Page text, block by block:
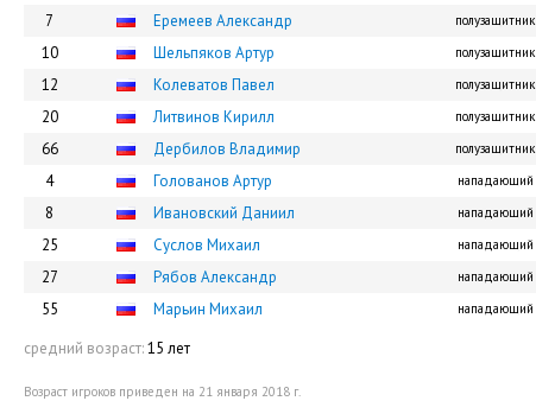
7 Еремеев Александр полузащитник
10 Шельпяков Артур полузащитник
12 Колеватов Павел полузащитник
20 Литвинов Кирилл полузащитник
66 Дербилов Владимир полузащитник
4 Голованов Артур нападающий
8 Ивановский Даниил нападающий
25 Суслов Михаил нападающий
27 Рябов Александр нападающий
55 Марьин Михаил нападающий
средний возраст:15 лет
Возраст игроков приведен на 21 января 2018 г.